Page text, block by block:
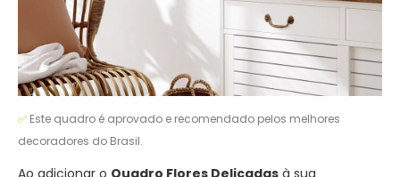
✅ Este quadro é aprovado e recomendado pelos melhores
decoradores do Brasil.